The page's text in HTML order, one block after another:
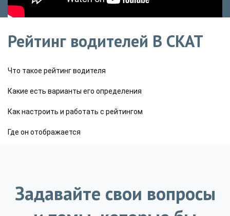
Рейтинг водителей В СКАТ
Что такое рейтинг водителя
Какие есть варианты его определения
Как настроить и работать с рейтингом
Где он отображается
Задавайте свои вопросы